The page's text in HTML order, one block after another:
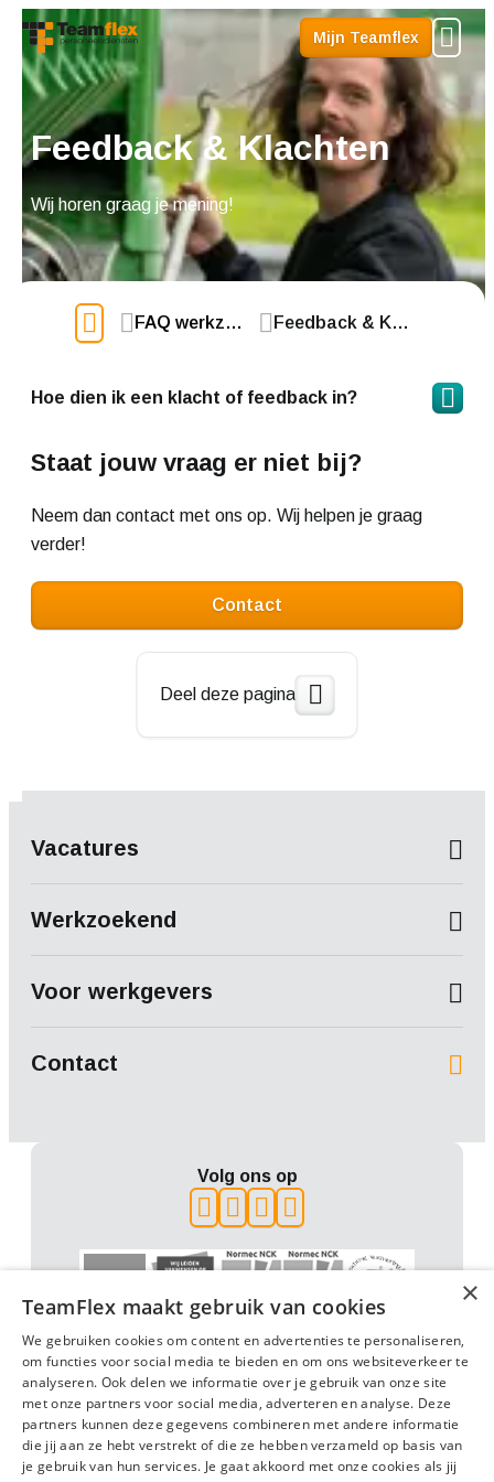
Mijn Teamflex
Feedback & Klachten
Wij horen graag je mening!
FAQ werkzoekend Feedback & Klachten
Hoe dien ik een klacht of feedback in?
Staat jouw vraag er niet bij?
Neem dan contact met ons op. Wij helpen je graag
verder!
Contact
Deel deze pagina
Vacatures
Werkzoekend
Voor werkgevers
Contact
Volg ons op
Algemene voorwaarden (2022)
Algemene voorwaarden (2025)PrivacyBeleidsverklaring
Anti-discriminatie statementDisclaimer
×
TeamFlex maakt gebruik van cookies
We gebruiken cookies om content en advertenties te personaliseren,
om functies voor social media te bieden en om ons websiteverkeer te
analyseren. Ook delen we informatie over je gebruik van onze site
met onze partners voor social media, adverteren en analyse. Deze
partners kunnen deze gegevens combineren met andere informatie
die jij aan ze hebt verstrekt of die ze hebben verzameld op basis van
je gebruik van hun services. Je gaat akkoord met onze cookies als jij